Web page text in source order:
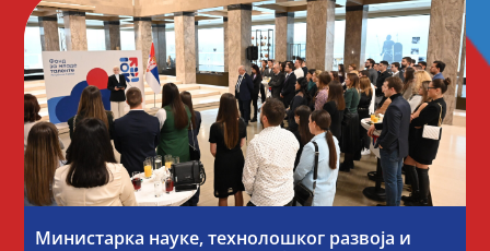
Министарка науке, технолошког развоја и